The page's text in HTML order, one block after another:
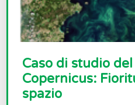
Caso di studio
Copernicus:
spazio